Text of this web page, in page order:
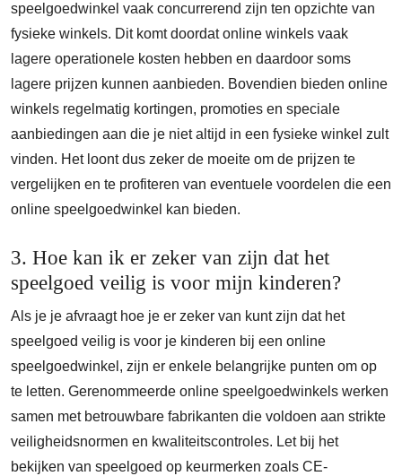
speelgoedwinkel vaak concurrerend zijn ten opzichte van
fysieke winkels. Dit komt doordat online winkels vaak
lagere operationele kosten hebben en daardoor soms
lagere prijzen kunnen aanbieden. Bovendien bieden online
winkels regelmatig kortingen, promoties en speciale
aanbiedingen aan die je niet altijd in een fysieke winkel zult
vinden. Het loont dus zeker de moeite om de prijzen te
vergelijken en te profiteren van eventuele voordelen die een
online speelgoedwinkel kan bieden.
3. Hoe kan ik er zeker van zijn dat het
speelgoed veilig is voor mijn kinderen?
Als je je afvraagt hoe je er zeker van kunt zijn dat het
speelgoed veilig is voor je kinderen bij een online
speelgoedwinkel, zijn er enkele belangrijke punten om op
te letten. Gerenommeerde online speelgoedwinkels werken
samen met betrouwbare fabrikanten die voldoen aan strikte
veiligheidsnormen en kwaliteitscontroles. Let bij het
bekijken van speelgoed op keurmerken zoals CE-